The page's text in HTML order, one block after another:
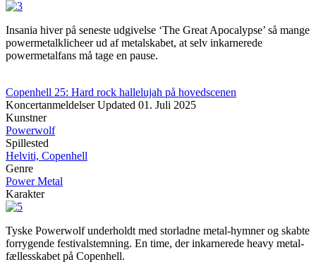
Insania hiver på seneste udgivelse ‘The Great Apocalypse’ så mange
powermetalklicheer ud af metalskabet, at selv inkarnerede
powermetalfans må tage en pause.
Copenhell 25: Hard rock hallelujah på hovedscenen
Koncertanmeldelser Updated 01. Juli 2025
Kunstner
Powerwolf
Spillested
Helviti, Copenhell
Genre
Power Metal
Karakter
Tyske Powerwolf underholdt med storladne metal-hymner og skabte
forrygende festivalstemning. En time, der inkarnerede heavy metal-
fællesskabet på Copenhell.